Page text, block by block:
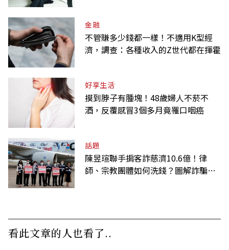
金融
不管賺多少錢都一樣！不適用K型經
濟，調查：各種收入的Z世代都在揮霍
好享生活
摸到脖子有腫塊！48歲婦人不菸不
酒，反覆感冒3個多月竟罹口咽癌
話題
陳昱瑄聯手掮客詐慈濟10.6億！律
師、宗教團體如何洗錢？圖解詐騙關
看此文章的人也看了..